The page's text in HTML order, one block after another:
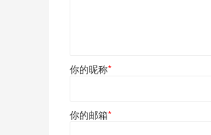
你的昵称*
你的邮箱*